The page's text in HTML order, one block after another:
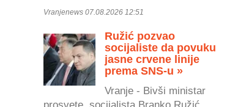
Vranjenews 07.08.2026 12:51
Ružić pozvao
socijaliste da povuku
jasne crvene linije
prema SNS-u »
Vranje - Bivši ministar
prosvete, socijalista Branko Ružić